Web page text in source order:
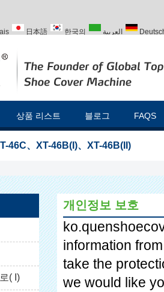
日本語 한국의 العربية
상품 리스트 블로그 FAQS
46C、 XT-46B(I)、 XT-46B(II)
( I)
개인정보 보호
information
take the
we would like